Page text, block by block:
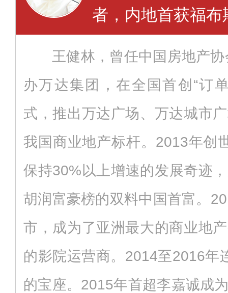
者，内地首获福
王健林，曾任中国房地产
办万达集团，在全国首创“订
式，推出万达广场、万达城市
我国商业地产标杆。2013年创
保持30%以上增速的发展奇迹
胡润富豪榜的双料中国首富。
市，成为了亚洲最大的商业地
的影院运营商。2014至2016年
的宝座。2015年首超李嘉诚成